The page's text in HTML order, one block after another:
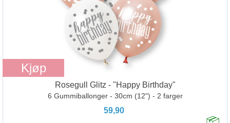
Kjøp
Rosegull Glitz - "Happy Birthday"
6 Gummiballonger - 30cm (12") - 2 farger
59,90